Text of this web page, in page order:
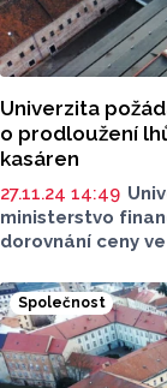
Univerzita
o prodloužení
kasáren
27.11.24 14:49
ministerstvo
dorovnání ceny
zastupování státu
Ministerstvo by
postup ÚZSVM
Na dotaz to řekl
Společnost